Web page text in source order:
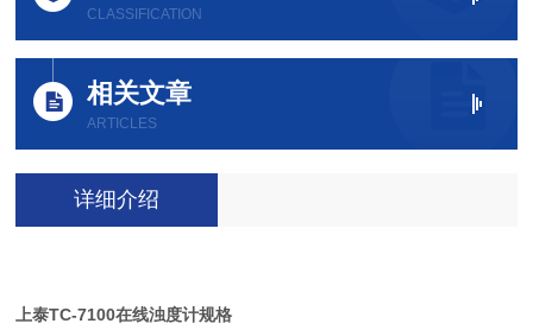
CLASSIFICATION
相关文章
ARTICLES
详细介绍
上泰TC-7100在线浊度计规格